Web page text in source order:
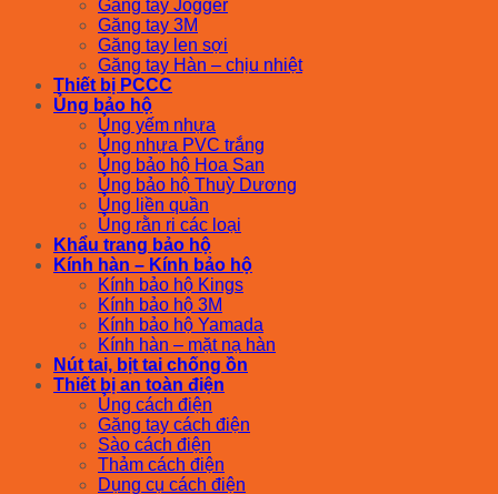
Găng tay Jogger
Găng tay 3M
Găng tay len sợi
Găng tay Hàn – chịu nhiệt
Thiết bị PCCC
Ủng bảo hộ
Ủng yếm nhựa
Ủng nhựa PVC trắng
Ủng bảo hộ Hoa San
Ủng bảo hộ Thuỳ Dương
Ủng liền quần
Ủng rằn ri các loại
Khẩu trang bảo hộ
Kính hàn – Kính bảo hộ
Kính bảo hộ Kings
Kính bảo hộ 3M
Kính bảo hộ Yamada
Kính hàn – mặt nạ hàn
Nút tai, bịt tai chống ồn
Thiết bị an toàn điện
Ủng cách điện
Găng tay cách điện
Sào cách điện
Thảm cách điện
Dụng cụ cách điện